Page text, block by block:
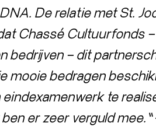
De relatie met St.
Chassé Cultuurfonds
bedrijven – dit
mooie bedragen
te
er zeer verguld mee.”